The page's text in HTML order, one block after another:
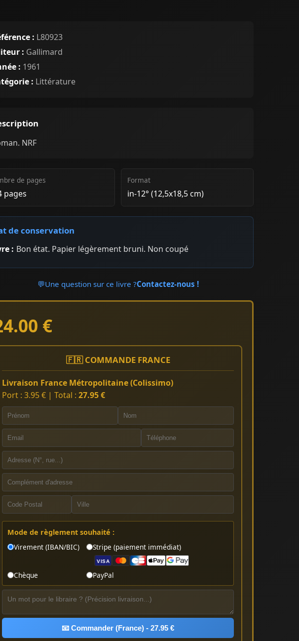
: L80923
: Gallimard
: 1961
: Littérature
NRF
de pages
pages
Format
in-12° (12,5x18,5 cm)
de conservation
: Bon état. Papier légèrement bruni. Non coupé
💬Une question sur ce livre ?Contactez-nous !
€
🇫🇷 COMMANDE FRANCE
Livraison France Métropolitaine (Colissimo)
Port : 3.95 € | Total : 27.95 €
Mode de règlement souhaité :
Virement (IBAN/BIC)
Stripe (paiement immédiat)
VISA
Chèque PayPal
📧 Commander (France) - 27.95 €